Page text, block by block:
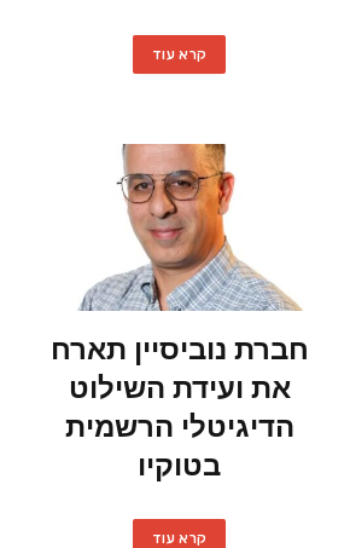
קרא עוד
חברת נוביסיין תארח
את ועידת השילוט
הדיגיטלי הרשמית
בטוקיו
קרא עוד